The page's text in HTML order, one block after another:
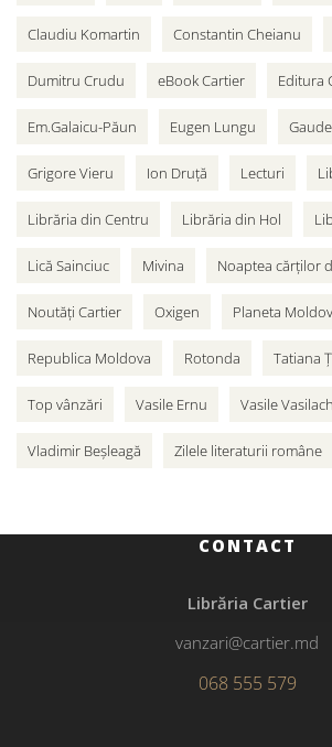
Claudiu Komartin Constantin Cheianu
Dumitru Crudu eBook Cartier Editura
Em.Galaicu-Păun Eugen Lungu
Grigore Vieru Ion Druță Lecturi
Librăria din Centru Librăria din Hol
Lică Sainciuc Mivina Noaptea cărților
Noutăți Cartier Oxigen Planeta
Republica Moldova Rotonda Tatiana
Top vânzări Vasile Ernu Vasile
Vladimir Beșleagă Zilele literaturii române
CONTACT
Librăria Cartier
vanzari@cartier.md
068 555 579